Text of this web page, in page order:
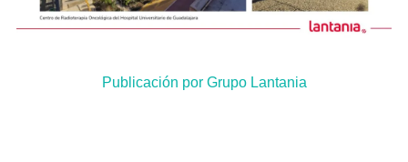
Publicación por Grupo Lantania